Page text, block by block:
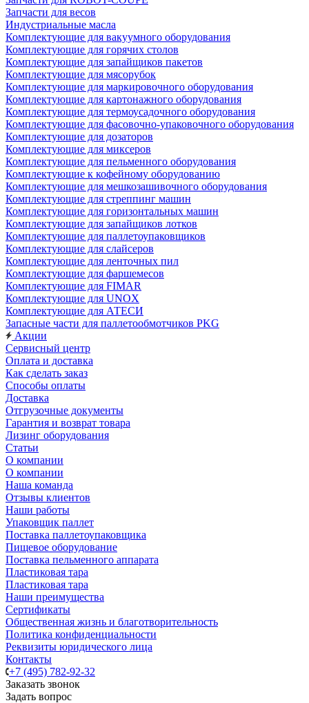
Запчасти для весов
Индустриальные масла
Комплектующие для вакуумного оборудования
Комплектующие для горячих столов
Комплектующие для запайщиков пакетов
Комплектующие для мясорубок
Комплектующие для маркировочного оборудования
Комплектующие для картонажного оборудования
Комплектующие для термоусадочного оборудования
Комплектующие для фасовочно-упаковочного оборудования
Комплектующие для дозаторов
Комплектующие для миксеров
Комплектующие для пельменного оборудования
Комплектующие к кофейному оборудованию
Комплектующие для мешкозашивочного оборудования
Комплектующие для стреппинг машин
Комплектующие для горизонтальных машин
Комплектующие для запайщиков лотков
Комплектующие для паллетоупаковщиков
Комплектующие для слайсеров
Комплектующие для ленточных пил
Комплектующие для фаршемесов
Комплектующие для FIMAR
Комплектующие для UNOX
Комплектующие для АТЕСИ
Запасные части для паллетообмотчиков PKG
Акции
Сервисный центр
Оплата и доставка
Как сделать заказ
Способы оплаты
Доставка
Отгрузочные документы
Гарантия и возврат товара
Лизинг оборудования
Статьи
О компании
О компании
Наша команда
Отзывы клиентов
Наши работы
Упаковщик паллет
Поставка паллетоупаковщика
Пищевое оборудование
Поставка пельменного аппарата
Пластиковая тара
Пластиковая тара
Наши преимущества
Сертификаты
Общественная жизнь и благотворительность
Политика конфиденциальности
Реквизиты юридического лица
Контакты
+7 (495) 782-92-32
Заказать звонок
Задать вопрос